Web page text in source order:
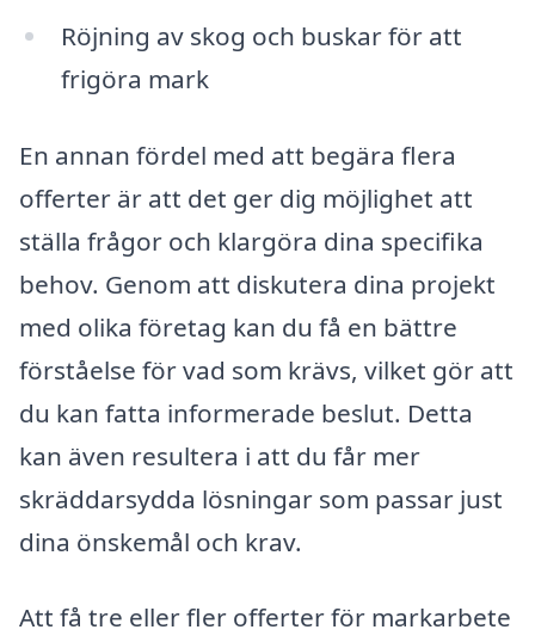
Röjning av skog och buskar för att
frigöra mark
En annan fördel med att begära flera
offerter är att det ger dig möjlighet att
ställa frågor och klargöra dina specifika
behov. Genom att diskutera dina projekt
med olika företag kan du få en bättre
förståelse för vad som krävs, vilket gör att
du kan fatta informerade beslut. Detta
kan även resultera i att du får mer
skräddarsydda lösningar som passar just
dina önskemål och krav.
Att få tre eller fler offerter för markarbete